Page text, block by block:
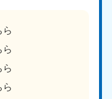
ら
ら
ら
ら